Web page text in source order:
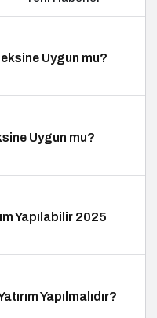
Uygun mu?
Uygun mu?
Yapılabilir 2025
Yapılmalıdır?